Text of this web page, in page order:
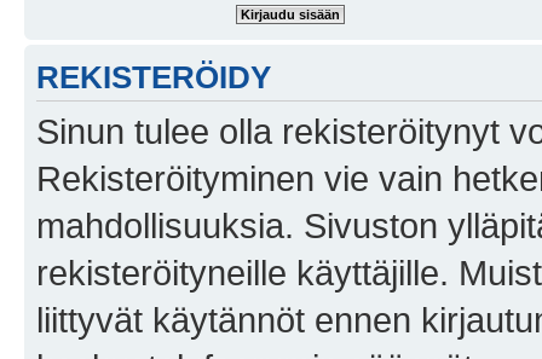
REKISTERÖIDY
Sinun tulee olla rekisteröitynyt
Rekisteröityminen vie vain
mahdollisuuksia. Sivuston
rekisteröityneille käyttäjille.
liittyvät käytännöt ennen